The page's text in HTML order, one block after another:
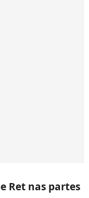
Ret nas partes